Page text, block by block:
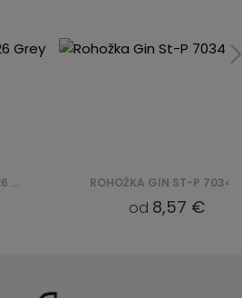
ROHOŽKA GIN ST-P 2126 GREY
od 8,57 €